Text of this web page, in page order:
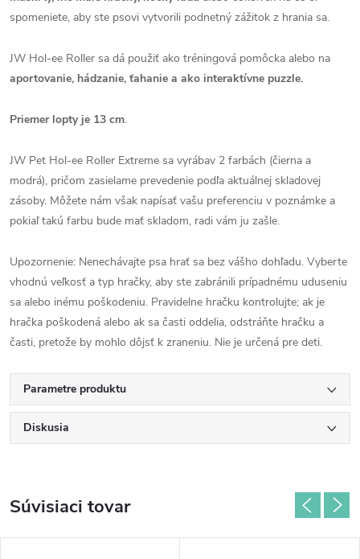
spomeniete, aby ste psovi vytvorili podnetný zážitok z hrania sa.
JW Hol-ee Roller sa dá použiť ako tréningová pomôcka alebo na
aportovanie, hádzanie, ťahanie a ako interaktívne puzzle.
Priemer lopty je 13 cm.
JW Pet Hol-ee Roller Extreme sa vyrábav 2 farbách (čierna a
modrá), pričom zasielame prevedenie podľa aktuálnej skladovej
zásoby. Môžete nám však napísať vašu preferenciu v poznámke a
pokiaľ takú farbu bude mať skladom, radi vám ju zašle.
Upozornenie: Nenechávajte psa hrať sa bez vášho dohľadu. Vyberte
vhodnú veľkosť a typ hračky, aby ste zabránili prípadnému uduseniu
sa alebo inému poškodeniu. Pravidelne hračku kontrolujte; ak je
hračka poškodená alebo ak sa časti oddelia, odstráňte hračku a
časti, pretože by mohlo dôjsť k zraneniu. Nie je určená pre deti.
Parametre produktu
Diskusia
Súvisiaci tovar